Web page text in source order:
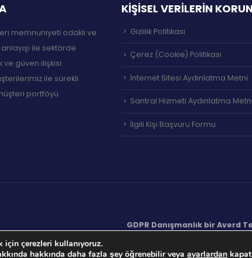
memnuniyeti odaklı ve
ile sektörde
ve güven ilişkisi
ile sürekli
portföyü
KİŞİSEL VERİLERİN
Gizlilik Politikası
Çerez (Cookie) Politikası
İnternet Sitesi Aydınlatma Metni
Santral Hizmeti Aydınlatma Metni
İlgili Kişi Başvuru Formu
GDPR Danışmanlık bir Averd
için çerezleri kullanıyoruz.
hakkında daha fazla şey öğrenebilir veyaayarlardan